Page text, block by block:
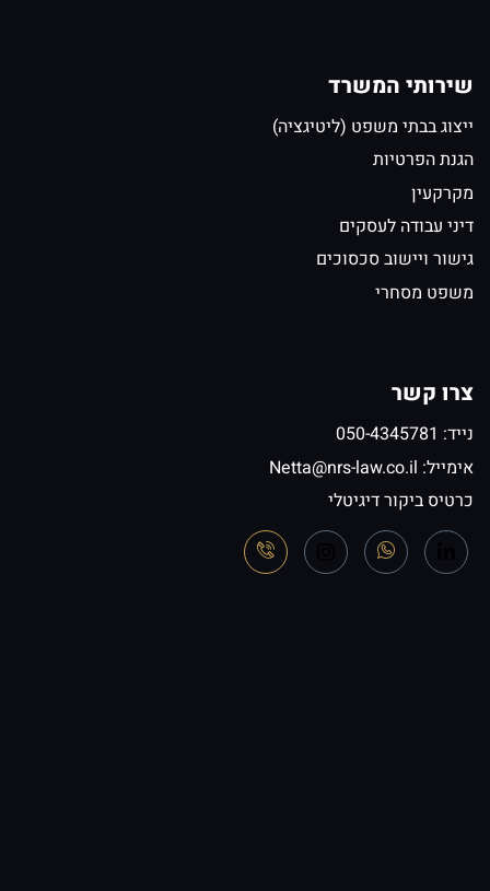
שירותי המשרד
ייצוג בבתי משפט (ליטיגציה)
הגנת הפרטיות
מקרקעין
דיני עבודה לעסקים
גישור ויישוב סכסוכים
משפט מסחרי
צרו קשר
נייד: 050-4345781
אימייל: Netta@nrs-law.co.il
כרטיס ביקור דיגיטלי